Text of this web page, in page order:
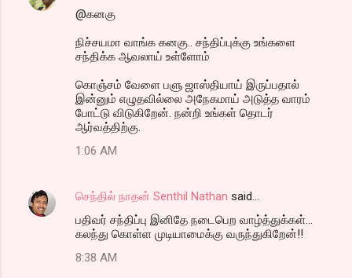
@கனகு
நிச்சயமா வாங்க கனகு.. சந்திப்புக்கு உங்களை
சந்திக்க ஆவலாய் உள்ளோம்
கொஞ்சம் வேளை பளு ஜாஸ்தியாய் இருப்பதால்
இன்னும் எழுதவில்லை அநேகமாய் அடுத்த வாரம்
போட்டு விடுகிறேன். நன்றி உங்கள் தொடர்
ஆர்வத்திற்கு.
1:06 AM
செந்தில் நாதன் Senthil Nathan said…
பதிவர் சந்திப்பு இனிதே நடைபெற வாழ்த்துக்கள்...
கலந்து கொள்ள முடியாமைக்கு வருந்துகிறேன்!!
8:38 AM